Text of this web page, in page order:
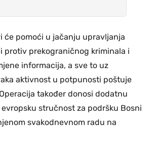
će pomoći u jačanju upravljanja
protiv prekograničnog kriminala i
informacija, a sve to uz
aktivnost u potpunosti poštuje
također donosi dodatnu
stručnost za podršku Bosni
svakodnevnom radu na